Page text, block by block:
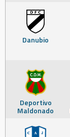
Danubio
Deportivo
Maldonado